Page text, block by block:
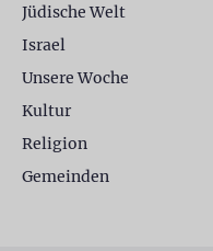
Jüdische Welt
Israel
Unsere Woche
Kultur
Religion
Gemeinden